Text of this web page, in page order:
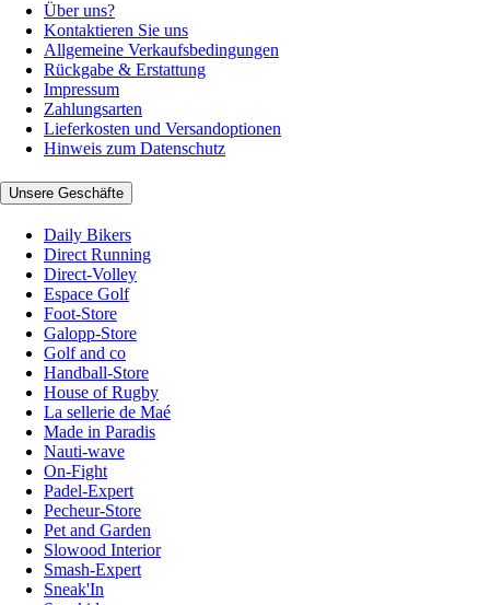
Über uns?
Kontaktieren Sie uns
Allgemeine Verkaufsbedingungen
Rückgabe & Erstattung
Impressum
Zahlungsarten
Lieferkosten und Versandoptionen
Hinweis zum Datenschutz
Unsere Geschäfte
Daily Bikers
Direct Running
Direct-Volley
Espace Golf
Foot-Store
Galopp-Store
Golf and co
Handball-Store
House of Rugby
La sellerie de Maé
Made in Paradis
Nauti-wave
On-Fight
Padel-Expert
Pecheur-Store
Pet and Garden
Slowood Interior
Smash-Expert
Sneak'In